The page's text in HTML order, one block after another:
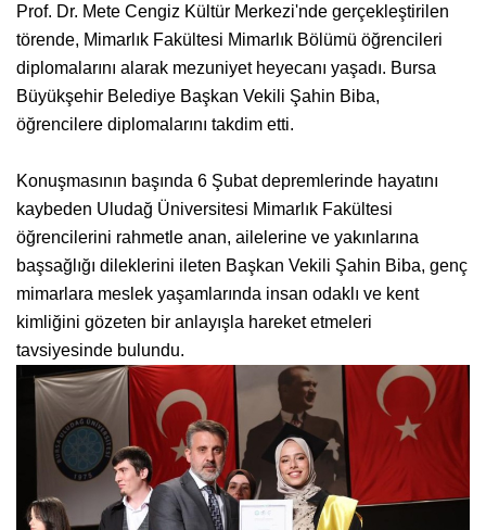
Prof. Dr. Mete Cengiz Kültür Merkezi'nde gerçekleştirilen
törende, Mimarlık Fakültesi Mimarlık Bölümü öğrencileri
diplomalarını alarak mezuniyet heyecanı yaşadı. Bursa
Büyükşehir Belediye Başkan Vekili Şahin Biba,
öğrencilere diplomalarını takdim etti.
Konuşmasının başında 6 Şubat depremlerinde hayatını
kaybeden Uludağ Üniversitesi Mimarlık Fakültesi
öğrencilerini rahmetle anan, ailelerine ve yakınlarına
başsağlığı dileklerini ileten Başkan Vekili Şahin Biba, genç
mimarlara meslek yaşamlarında insan odaklı ve kent
kimliğini gözeten bir anlayışla hareket etmeleri
tavsiyesinde bulundu.